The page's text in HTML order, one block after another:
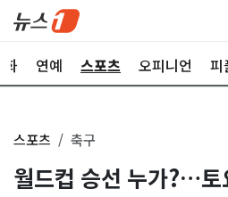
화 연예 스포츠 오피니언 피
스포츠 축구
월드컵 승선 누가?…토